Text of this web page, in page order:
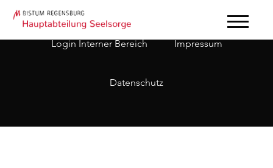
Login Interner Bereich Impressum
Datenschutz